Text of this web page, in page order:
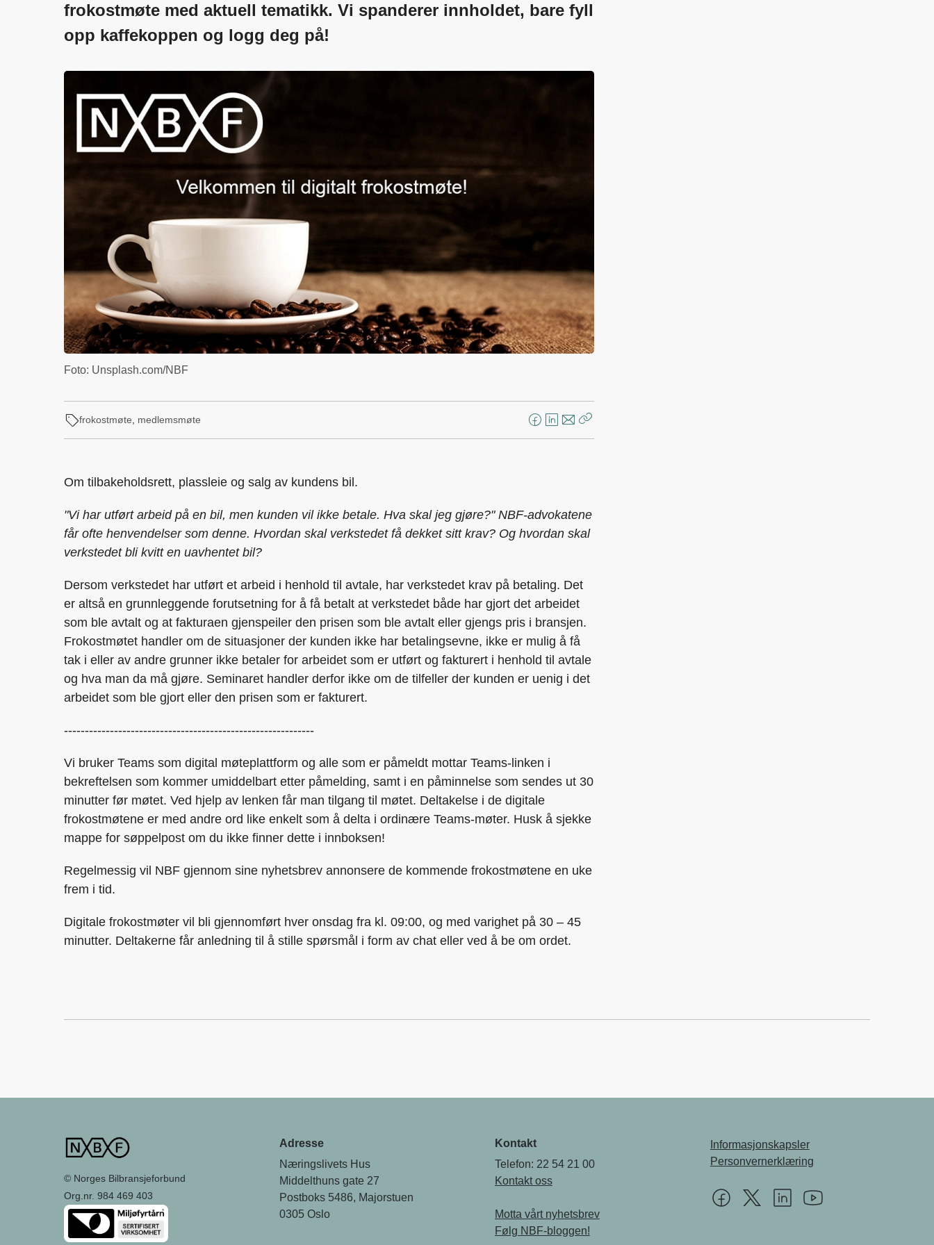
frokostmøte med aktuell tematikk. Vi spanderer innholdet, bare fyll
opp kaffekoppen og logg deg på!
Foto: Unsplash.com/NBF
frokostmøte medlemsmøte
F
o
L
d
E
t
Om tilbakeholdsrett, plassleie og salg av kundens bil.
"Vi har utført arbeid på en bil, men kunden vil ikke betale. Hva skal jeg gjøre?" NBF-advokatene
får ofte henvendelser som denne. Hvordan skal verkstedet få dekket sitt krav? Og hvordan skal
verkstedet bli kvitt en uavhentet bil?
Dersom verkstedet har utført et arbeid i henhold til avtale, har verkstedet krav på betaling. Det
er altså en grunnleggende forutsetning for å få betalt at verkstedet både har gjort det arbeidet
som ble avtalt og at fakturaen gjenspeiler den prisen som ble avtalt eller gjengs pris i bransjen.
Frokostmøtet handler om de situasjoner der kunden ikke har betalingsevne, ikke er mulig å få
tak i eller av andre grunner ikke betaler for arbeidet som er utført og fakturert i henhold til avtale
og hva man da må gjøre. Seminaret handler derfor ikke om de tilfeller der kunden er uenig i det
arbeidet som ble gjort eller den prisen som er fakturert.
------------------------------------------------------------
Vi bruker Teams som digital møteplattform og alle som er påmeldt mottar Teams-linken i
bekreftelsen som kommer umiddelbart etter påmelding, samt i en påminnelse som sendes ut 30
minutter før møtet. Ved hjelp av lenken får man tilgang til møtet. Deltakelse i de digitale
frokostmøtene er med andre ord like enkelt som å delta i ordinære Teams-møter. Husk å sjekke
mappe for søppelpost om du ikke finner dette i innboksen!
Regelmessig vil NBF gjennom sine nyhetsbrev annonsere de kommende frokostmøtene en uke
frem i tid.
Digitale frokostmøter vil bli gjennomført hver onsdag fra kl. 09:00, og med varighet på 30 – 45
minutter. Deltakerne får anledning til å stille spørsmål i form av chat eller ved å be om ordet.
© Norges Bilbransjeforbund
Org.nr. 984 469 403
Adresse
Næringslivets Hus
Middelthuns gate 27
Postboks 5486, Majorstuen
0305 Oslo
Kontakt
Telefon: 22 54 21 00
Kontakt oss
Motta vårt nyhetsbrev
Følg NBF-bloggen!
Informasjonskapsler
Personvernerklæring